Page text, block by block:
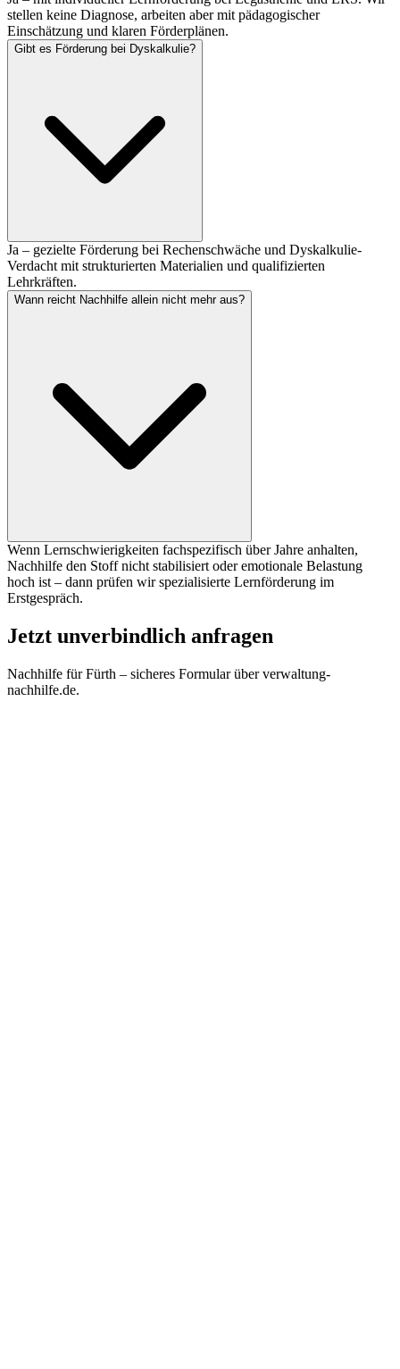
stellen keine Diagnose, arbeiten aber mit pädagogischer
Einschätzung und klaren Förderplänen.
Gibt es Förderung bei Dyskalkulie?
Ja – gezielte Förderung bei Rechenschwäche und Dyskalkulie-
Verdacht mit strukturierten Materialien und qualifizierten
Lehrkräften.
Wann reicht Nachhilfe allein nicht mehr aus?
Wenn Lernschwierigkeiten fachspezifisch über Jahre anhalten,
Nachhilfe den Stoff nicht stabilisiert oder emotionale Belastung
hoch ist – dann prüfen wir spezialisierte Lernförderung im
Erstgespräch.
Jetzt unverbindlich anfragen
Nachhilfe fürFürth – sicheres Formular über verwaltung-
nachhilfe.de.